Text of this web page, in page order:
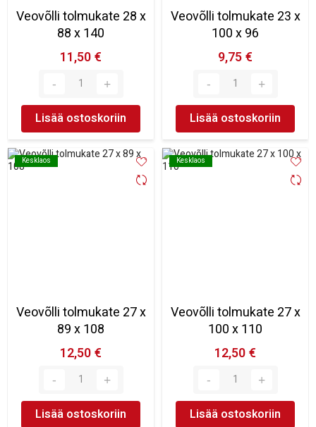
Veovõlli tolmukate 28 x
88 x 140
11,50 €
Lisää ostoskoriin
Veovõlli tolmukate 23 x
100 x 96
9,75 €
Lisää ostoskoriin
Kesklaos
Kesklaos
Veovõlli tolmukate 27 x
89 x 108
12,50 €
Lisää ostoskoriin
Kesklaos
Kesklaos
Veovõlli tolmukate 27 x
100 x 110
12,50 €
Lisää ostoskoriin